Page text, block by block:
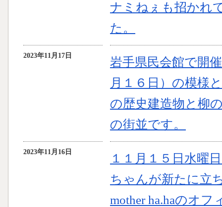
ナミねぇも招かれ
た。
2023年11月17日
岩手県民会館で開
月１６日）の模様
の歴史建造物と柳
の街並です。
2023年11月16日
１１月１５日水曜
ちゃんが新たに立
mother ha.haのオ